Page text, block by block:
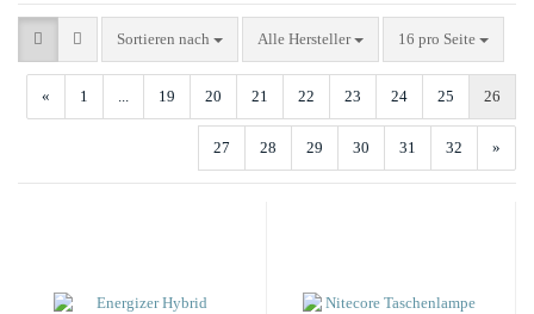
Sortieren nach
Sortieren nach Alle Hersteller 16 pro Seite
pro Seite
« 1 ... 19 20 21 22 23 24 25 26
27 28 29 30 31 32 »